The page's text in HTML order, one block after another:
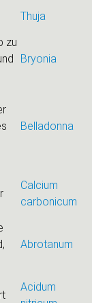
Thuja
zu
Bryonia
Belladonna
Calcium
carbonicum
Abrotanum
Acidum